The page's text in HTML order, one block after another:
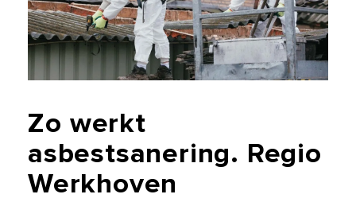
Zo werkt
asbestsanering. Regio
Werkhoven